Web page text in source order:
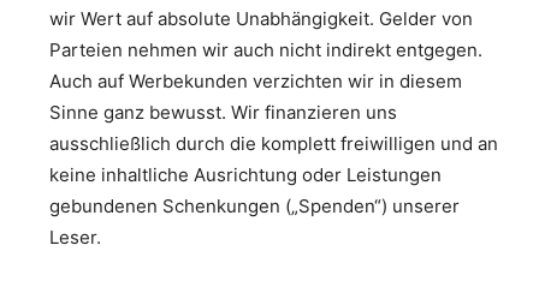
wir Wert auf absolute Unabhängigkeit. Gelder von
Parteien nehmen wir auch nicht indirekt entgegen.
Auch auf Werbekunden verzichten wir in diesem
Sinne ganz bewusst. Wir finanzieren uns
ausschließlich durch die komplett freiwilligen und an
keine inhaltliche Ausrichtung oder Leistungen
gebundenen Schenkungen („Spenden“) unserer
Leser.